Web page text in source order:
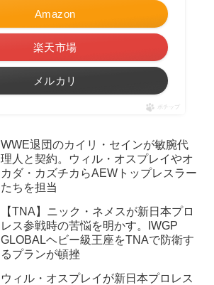
Amazon
楽天市場
メルカリ
ポチップ
WWE退団のカイリ・セインが敏腕代
理人と契約。ウィル・オスプレイやオ
カダ・カズチカらAEWトップレスラー
たちを担当
【TNA】ニック・ネメスが新日本プロ
レス参戦時の苦悩を明かす。IWGP
GLOBALヘビー級王座をTNAで防衛す
るプランが頓挫
ウィル・オスプレイが新日本プロレス